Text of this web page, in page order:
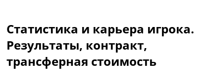
Чемпионат Мира
Украина. Премьер-Лига
Украина. Первая Лига
Лига Чемпионов
Статистика и карьера игрока.
Результаты, контракт,
трансферная стоимость